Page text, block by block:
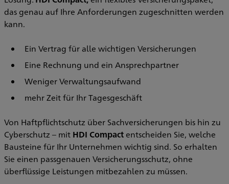
das genau auf Ihre Anforderungen zugeschnitten werden
kann.
Ein Vertrag für alle wichtigen Versicherungen
Eine Rechnung und ein Ansprechpartner
Weniger Verwaltungsaufwand
mehr Zeit für Ihr Tagesgeschäft
Von Haftpflichtschutz über Sachversicherungen bis hin zu
Cyberschutz – mit HDI Compact entscheiden Sie, welche
Bausteine für Ihr Unternehmen wichtig sind. So erhalten
Sie einen passgenauen Versicherungsschutz, ohne
überflüssige Leistungen mitbezahlen zu müssen.